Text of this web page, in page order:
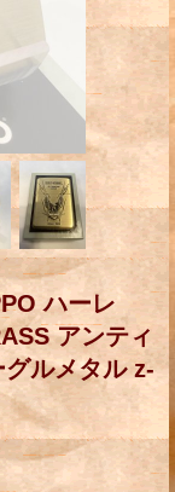
ハーレ
アンティ
ルメタル z-